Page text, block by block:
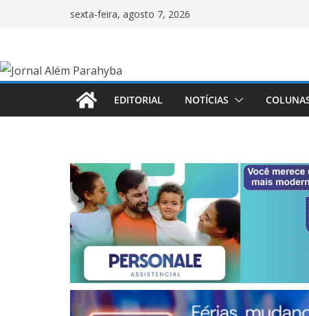
conteúdo
sexta-feira, agosto 7, 2026
EDITORIAL NOTÍCIAS